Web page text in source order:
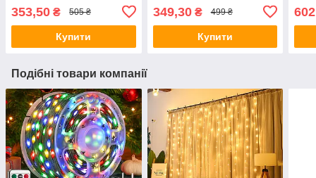
Вуличний проектор
353,50 ₴ 505 ₴
Купити
Новорічний проектор
349,30₴ 499 ₴
Купити
602
Подібні товари компанії